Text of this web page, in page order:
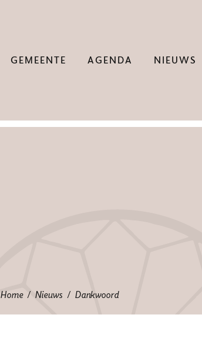
GEMEENTE AGENDA NIEUWS
Home Nieuws Dankwoord